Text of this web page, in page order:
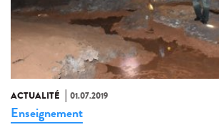
ACTUALITÉ 01.07.2019
Enseignement